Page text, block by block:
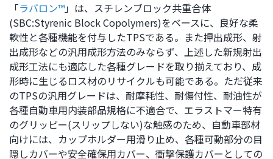
「ラバロン™」は、スチレンブロック共重合体
(SBC:Styrenic Block Copolymers)をベースに、良好な柔
軟性と各種機能を付与したTPSである。また押出成形、射
出成形などの汎用成形方法のみならず、上述した新規射出
成形工法にも適応した各種グレードを取り揃えており、成
形時に生じるロス材のリサイクルも可能である。ただ従来
のTPSの汎用グレードは、耐摩耗性、耐傷付性、耐油性が
各種自動車用内装部品規格に不適合で、エラストマー特有
のグリッピー(スリップしない)な触感のため、自動車部材
向けには、カップホルダー用滑り止め、各種可動部分の目
隠しカバーや安全確保用カバー、衝撃保護カバーとしての